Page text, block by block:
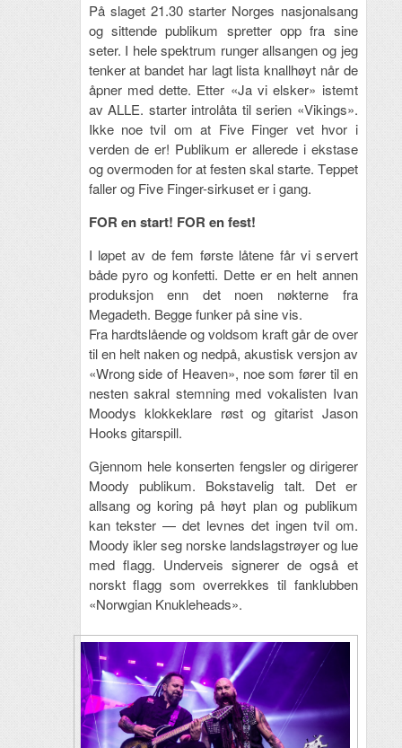
På slaget 21.30 starter Norges nasjonalsang
og sittende publikum spretter opp fra sine
seter. I hele spektrum runger allsangen og jeg
tenker at bandet har lagt lista knallhøyt når de
åpner med dette. Etter «Ja vi elsker» istemt
av ALLE. starter introlåta til serien «Vikings».
Ikke noe tvil om at Five Finger vet hvor i
verden de er! Publikum er allerede i ekstase
og overmoden for at festen skal starte. Teppet
faller og Five Finger-sirkuset er i gang.
FOR en start! FOR en fest!
I løpet av de fem første låtene får vi servert
både pyro og konfetti. Dette er en helt annen
produksjon enn det noen nøkterne fra
Megadeth. Begge funker på sine vis.
Fra hardtslående og voldsom kraft går de over
til en helt naken og nedpå, akustisk versjon av
«Wrong side of Heaven», noe som fører til en
nesten sakral stemning med vokalisten Ivan
Moodys klokkeklare røst og gitarist Jason
Hooks gitarspill.
Gjennom hele konserten fengsler og dirigerer
Moody publikum. Bokstavelig talt. Det er
allsang og koring på høyt plan og publikum
kan tekster — det levnes det ingen tvil om.
Moody ikler seg norske landslagstrøyer og lue
med flagg. Underveis signerer de også et
norskt flagg som overrekkes til fanklubben
«Norwgian Knukleheads».